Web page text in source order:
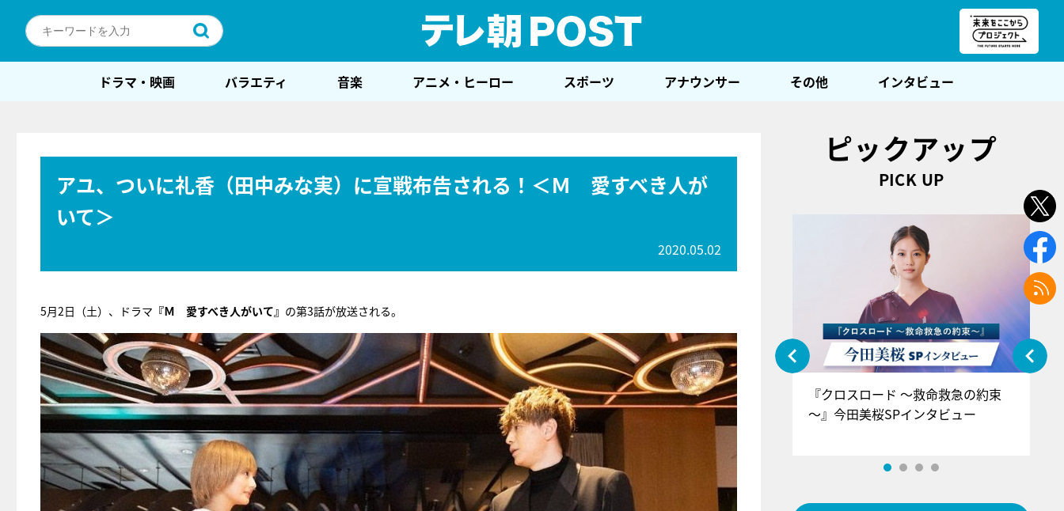
ドラマ・映画 バラエティ 音楽 アニメ・ヒーロー スポーツ アナウンサー その他 インタビュー
アユ、ついに礼香（田中みな実）に宣戦布告される！＜Ｍ 愛すべき人が
いて＞
2020.05.02
5月2日（土）、ドラマ 『Ｍ 愛すべき人がいて』 の第3話が放送される。
ピックアップ
PICK UP
『アイ＝ラブ！げーみんぐ』＝LOV
E齋藤樹愛羅＆佐々木舞香SPインタ
ビュー
『クロスロード ～救命救急の約束
～』今田美桜SPインタビュー